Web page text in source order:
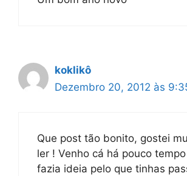
koklikô
Dezembro 20, 2012 às
Que post tão bonito, gostei
ler ! Venho cá há pouco
fazia ideia pelo que tinhas